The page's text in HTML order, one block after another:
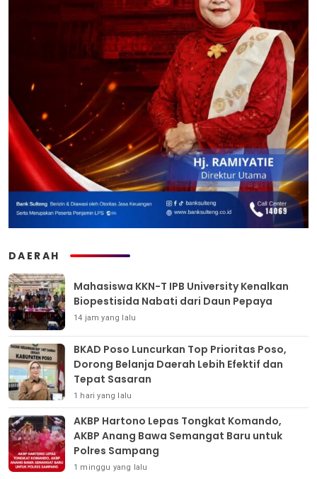
DAERAH
Mahasiswa KKN-T IPB University Kenalkan
Biopestisida Nabati dari Daun Pepaya
14 jam yang lalu
BKAD Poso Luncurkan Top Prioritas Poso,
Dorong Belanja Daerah Lebih Efektif dan
Tepat Sasaran
1 hari yang lalu
AKBP Hartono Lepas Tongkat Komando,
AKBP Anang Bawa Semangat Baru untuk
Polres Sampang
1 minggu yang lalu